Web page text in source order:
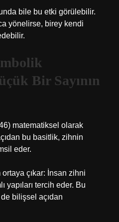
bile bu etki görülebilir.
yönelirse, birey kendi
Bir Sayının
matematiksel olarak
bu basitlik, zihnin
eder.
çıkar: İnsan zihni
yapıları tercih eder. Bu
bilişsel açıdan